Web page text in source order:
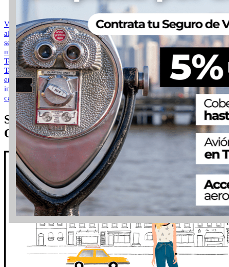
Vuelos a nueva York
alojamiento en nyc
seguro de viaje
musicales de broadway
Tours y excursiones
TarJetas turísticas
entradas deportes
internet para viajar
cambio a dólares
Suscríbete y recibe ¡GRATIS! Mis 25
Consejos para Viajar a NYC